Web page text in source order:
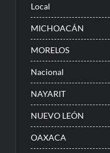
Local
MICHOACÁN
MORELOS
Nacional
NAYARIT
NUEVO LEÓN
OAXACA